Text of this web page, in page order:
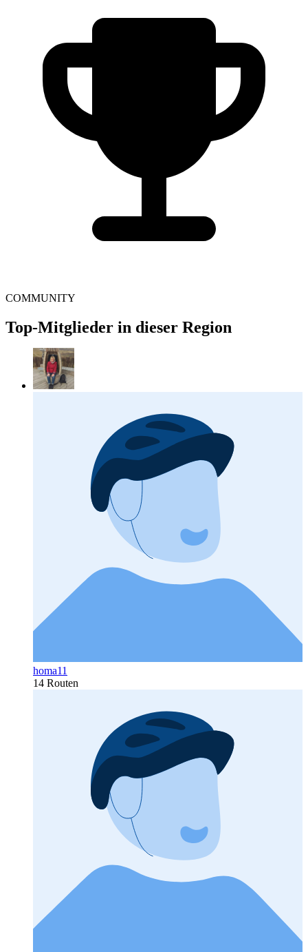
COMMUNITY
Top-Mitglieder in dieser Region
homa11
14 Routen